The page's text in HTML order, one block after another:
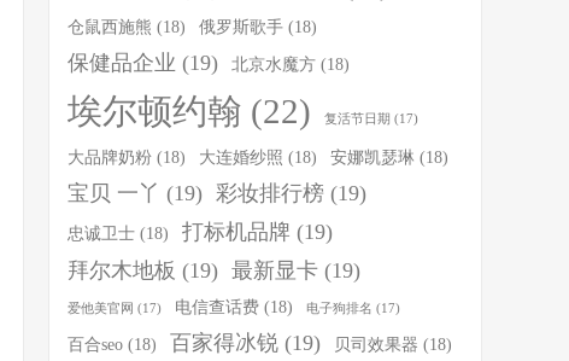
仓鼠西施熊 (18) 俄罗斯歌手 (18)
保健品企业 (19) 北京水魔方 (18)
埃尔顿约翰 (22) 复活节日期 (17)
大品牌奶粉 (18) 大连婚纱照 (18) 安娜凯瑟琳 (18)
宝贝 一丫 (19) 彩妆排行榜 (19)
忠诚卫士 (18) 打标机品牌 (19)
拜尔木地板 (19) 最新显卡 (19)
爱他美官网 (17) 电信查话费 (18) 电子狗排名 (17)
百合seo (18) 百家得冰锐 (19) 贝司效果器 (18)